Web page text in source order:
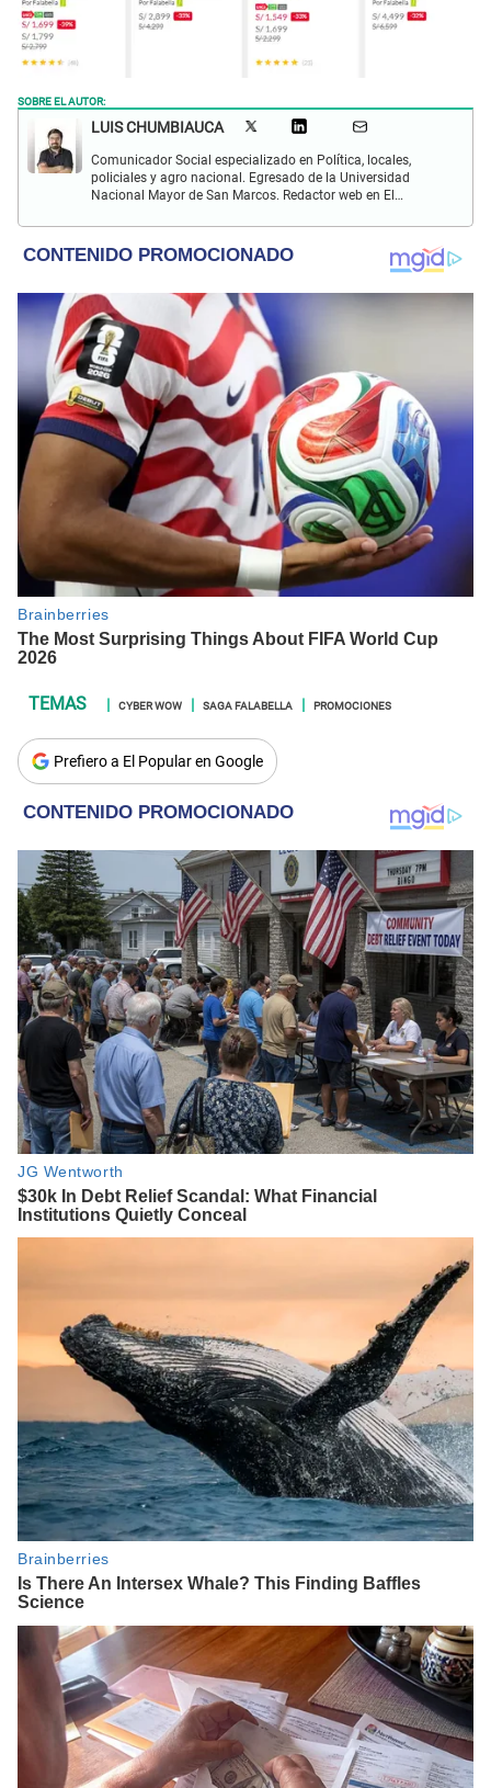
SOBRE EL AUTOR:
LUIS CHUMBIAUCA
Comunicador Social especializado en Política, locales,
policiales y agro nacional. Egresado de la Universidad
Nacional Mayor de San Marcos. Redactor web en El
Sociología, Historia, Matemáticas, Psicología, Filosofía,
películas y series.
CYBER WOW SAGA FALABELLA PROMOCIONES
Prefiero a El Popular en Google